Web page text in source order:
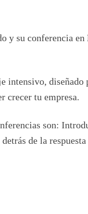
y su conferencia en
intensivo,
crecer tu empresa.
son:
de la